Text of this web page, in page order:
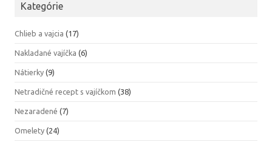
Kategórie
Chlieb a vajcia (17)
Nakladané vajíčka (6)
Nátierky (9)
Netradičné recept s vajíčkom (38)
Nezaradené (7)
Omelety (24)